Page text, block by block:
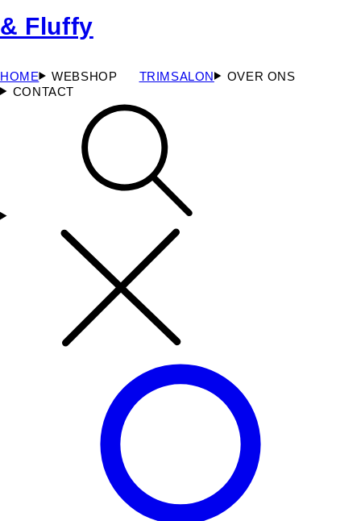
HOME WEBSHOP TRIMSALON
OVER ONS
CONTACT